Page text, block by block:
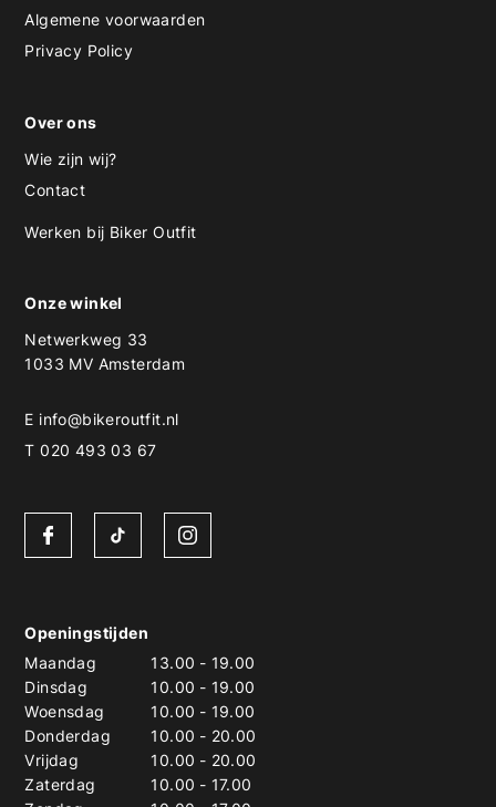
Algemene voorwaarden
Privacy Policy
Over ons
Wie zijn wij?
Contact
Werken bij Biker Outfit
Onze winkel
Netwerkweg 33
1033 MV Amsterdam
E info@bikeroutfit.nl
T 020 493 03 67
Openingstijden
Maandag
13.00 - 19.00
Dinsdag
10.00 - 19.00
Woensdag
10.00 - 19.00
Donderdag
10.00 - 20.00
Vrijdag
10.00 - 20.00
Zaterdag
10.00 - 17.00